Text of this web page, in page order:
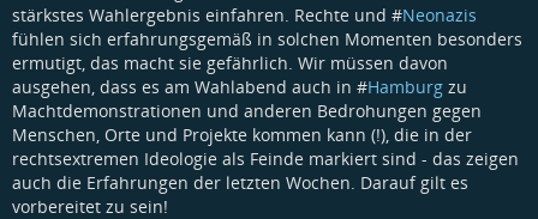
stärkstes Wahlergebnis einfahren. Rechte und #Neonazis
fühlen sich erfahrungsgemäß in solchen Momenten besonders
ermutigt, das macht sie gefährlich. Wir müssen davon
ausgehen, dass es am Wahlabend auch in #Hamburg zu
Machtdemonstrationen und anderen Bedrohungen gegen
Menschen, Orte und Projekte kommen kann (!), die in der
rechtsextremen Ideologie als Feinde markiert sind - das zeigen
auch die Erfahrungen der letzten Wochen. Darauf gilt es
vorbereitet zu sein!